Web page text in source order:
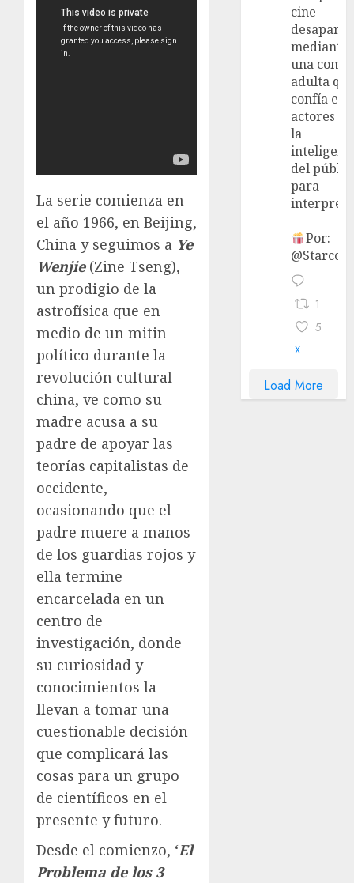
La serie comienza en
el año 1966, en Beijing,
China y seguimos a Ye
Wenjie(Zine Tseng),
un prodigio de la
astrofísica que en
medio de un mitin
político durante la
revolución cultural
china, ve como su
madre acusa a su
padre de apoyar las
teorías capitalistas de
occidente,
ocasionando que el
padre muere a manos
de los guardias rojos y
ella termine
encarcelada en un
centro de
investigación, donde
su curiosidad y
conocimientos la
llevan a tomar una
cuestionable decisión
que complicará las
cosas para un grupo
de científicos en el
presente y futuro.
Desde el comienzo, ‘El
Problema de los 3
cine
mediante
una
adulta
confía en
actores y
la
del
para
Por:
1
5
X
Load More